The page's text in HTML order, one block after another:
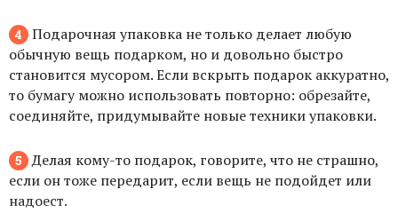
Подарочная упаковка не только делает любую
обычную вещь подарком, но и довольно быстро
становится мусором. Если вскрыть подарок аккуратно,
то бумагу можно использовать повторно: обрезайте,
соединяйте, придумывайте новые техники упаковки.
Делая кому-то подарок, говорите, что не страшно,
если он тоже передарит, если вещь не подойдет или
надоест.